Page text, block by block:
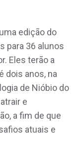
edição do
para 36 alunos
Eles terão a
dois anos, na
de Nióbio do
e
a fim de que
atuais e